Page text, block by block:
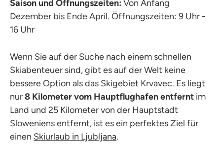
Saison und Öffnungszeiten: Von Anfang
Dezember bis Ende April. Öffnungszeiten: 9 Uhr -
16 Uhr
Wenn Sie auf der Suche nach einem schnellen
Skiabenteuer sind, gibt es auf der Welt keine
bessere Option als das Skigebiet Krvavec. Es liegt
nur8 Kilometer vom Hauptflughafen entfernt im
Land und 25 Kilometer von der Hauptstadt
Sloweniens entfernt, ist es ein perfektes Ziel für
einen Skiurlaub in Ljubljana.